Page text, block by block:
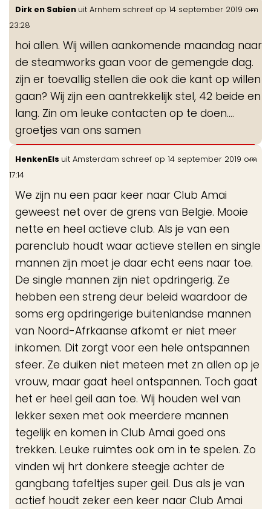
Dirk en Sabien uit Arnhem schreef op 14 september 2019 om
23:28
hoi allen. Wij willen aankomende maandag naar
de steamworks gaan voor de gemengde dag.
zijn er toevallig stellen die ook die kant op willen
gaan? Wij zijn een aantrekkelijk stel, 42 beide en
lang. Zin om leuke contacten op te doen....
groetjes van ons samen
...
HenkenEls uit Amsterdam schreef op 14 september 2019 om
17:14
We zijn nu een paar keer naar Club Amai
geweest net over de grens van Belgie. Mooie
nette en heel actieve club. Als je van een
parenclub houdt waar actieve stellen en single
mannen zijn moet je daar echt eens naar toe.
De single mannen zijn niet opdringerig. Ze
hebben een streng deur beleid waardoor de
soms erg opdringerige buitenlandse mannen
van Noord-Afrkaanse afkomt er niet meer
inkomen. Dit zorgt voor een hele ontspannen
sfeer. Ze duiken niet meteen met zn allen op je
vrouw, maar gaat heel ontspannen. Toch gaat
het er heel geil aan toe. Wij houden wel van
lekker sexen met ook meerdere mannen
tegelijk en komen in Club Amai goed ons
trekken. Leuke ruimtes ook om in te spelen. Zo
vinden wij hrt donkere steegje achter de
gangbang tafeltjes super geil. Dus als je van
actief houdt zeker een keer naar Club Amai
...